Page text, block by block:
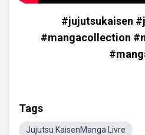
#jujutsukaisen
#mangacollection
Tags
Jujutsu KaisenManga Livre